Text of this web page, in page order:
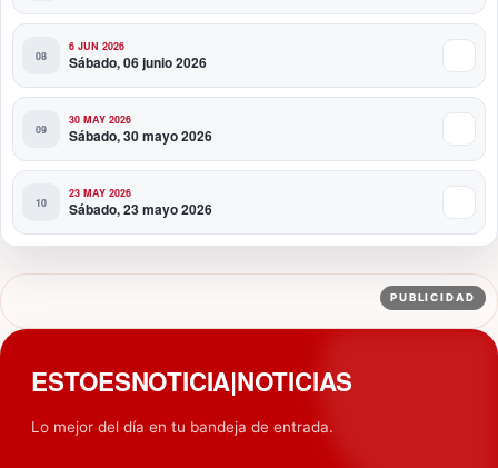
6 JUN 2026
Sábado, 06 junio 2026
30 MAY 2026
Sábado, 30 mayo 2026
23 MAY 2026
Sábado, 23 mayo 2026
PUBLICIDAD
ESTOESNOTICIA|NOTICIAS
Lo mejor del día en tu bandeja de entrada.